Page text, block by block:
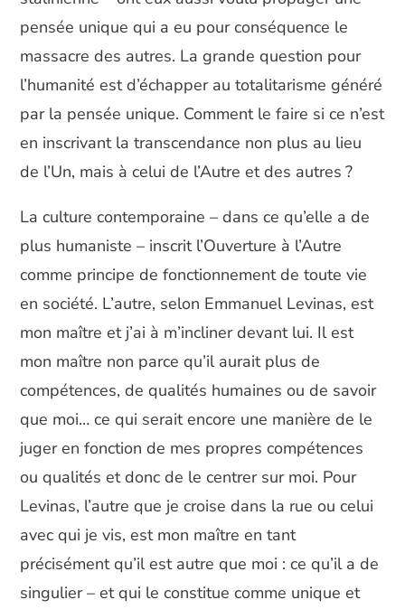
pensée unique qui a eu pour conséquence le
massacre des autres. La grande question pour
l’humanité est d’échapper au totalitarisme généré
par la pensée unique. Comment le faire si ce n’est
en inscrivant la transcendance non plus au lieu
de l’Un, mais à celui de l’Autre et des autres ?
La culture contemporaine – dans ce qu’elle a de
plus humaniste – inscrit l’Ouverture à l’Autre
comme principe de fonctionnement de toute vie
en société. L’autre, selon Emmanuel Levinas, est
mon maître et j’ai à m’incliner devant lui. Il est
mon maître non parce qu’il aurait plus de
compétences, de qualités humaines ou de savoir
que moi… ce qui serait encore une manière de le
juger en fonction de mes propres compétences
ou qualités et donc de le centrer sur moi. Pour
Levinas, l’autre que je croise dans la rue ou celui
avec qui je vis, est mon maître en tant
précisément qu’il est autre que moi : ce qu’il a de
singulier – et qui le constitue comme unique et